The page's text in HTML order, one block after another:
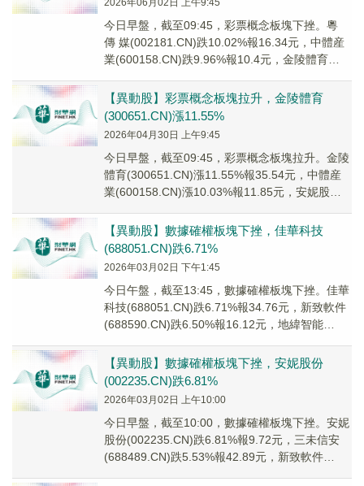
2026年06月02日 上午9:45
今日早盤，截至09:45，彩票概念板塊下挫。粵
傳 媒(002181.CN)跌10.02%報16.34元，中體産
業(600158.CN)跌9.96%報10.4元，金陵體育
【異動股】彩票概念板塊拉升，金陵體育
(300651.CN)漲11.55%
2026年04月30日 上午9:45
今日早盤，截至09:45，彩票概念板塊拉升。金陵
體育(300651.CN)漲11.55%報35.54元，中體産
業(600158.CN)漲10.03%報11.85元，安妮股份
【異動股】數據確權板塊下挫，佳華科技
(688051.CN)跌6.71%
2026年03月02日 下午1:45
今日午盤，截至13:45，數據確權板塊下挫。佳華
科技(688051.CN)跌6.71%報34.76元，新致軟件
(688590.CN)跌6.50%報16.12元，地緯智能
【異動股】數據確權板塊下挫，安妮股份
(002235.CN)跌6.81%
2026年03月02日 上午10:00
今日早盤，截至10:00，數據確權板塊下挫。安妮
股份(002235.CN)跌6.81%報9.72元，三未信安
(688489.CN)跌5.53%報42.89元，新致軟件